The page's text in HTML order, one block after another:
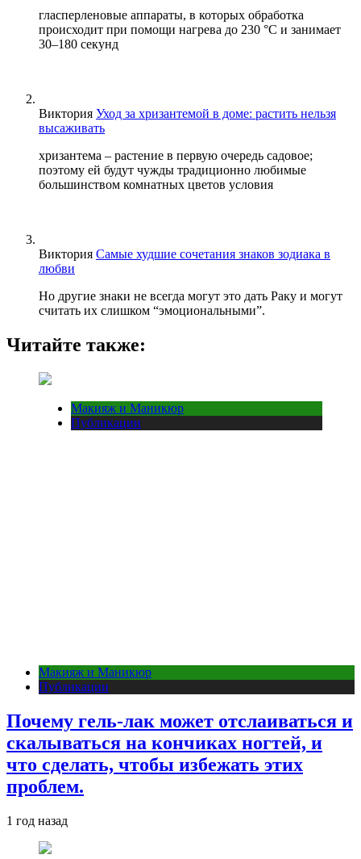
гласперленовые аппараты, в которых обработка
происходит при помощи нагрева до 230 °С и занимает
30–180 секунд
Виктория Уход за хризантемой в доме: растить нельзя
высаживать
хризантема – растение в первую очередь садовое;
поэтому ей будут чужды традиционно любимые
большинством комнатных цветов условия
Виктория Самые худшие сочетания знаков зодиака в
любви
Но другие знаки не всегда могут это дать Раку и могут
считать их слишком “эмоциональными”.
Читайте также:
Макияж и Маникюр
Публикации
Макияж и Маникюр
Публикации
Почему гель-лак может отслаиваться и
скалываться на кончиках ногтей, и
что сделать, чтобы избежать этих
проблем.
1 год назад